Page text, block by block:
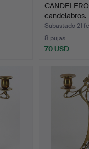
candelabros.
Subastado 21
8 pujas
70 USD